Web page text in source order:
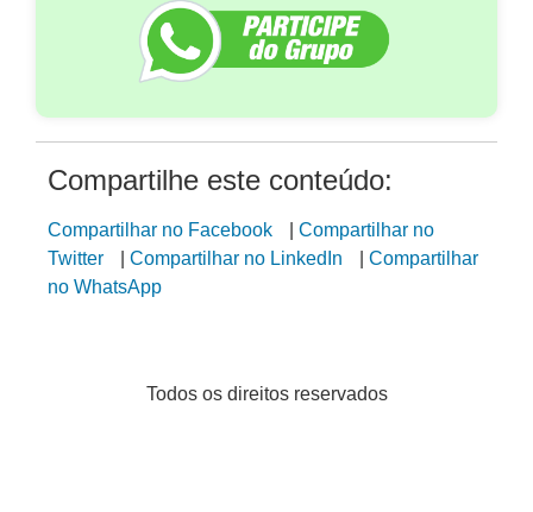
Compartilhe este conteúdo:
Compartilhar no Facebook
Compartilhar no
Twitter
Compartilhar no LinkedIn
Compartilhar
no WhatsApp
Todos os direitos reservados